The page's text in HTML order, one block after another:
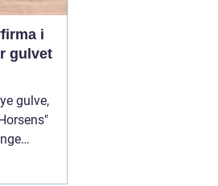
i
gulvet
gulve,